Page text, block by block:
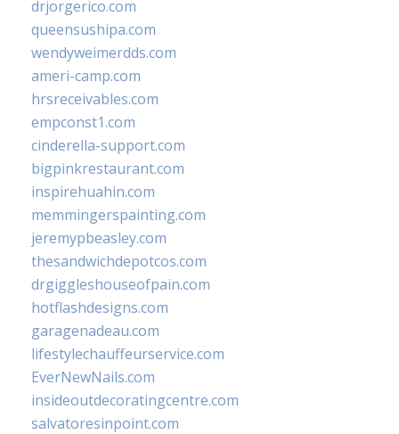
drjorgerico.com
queensushipa.com
wendyweimerdds.com
ameri-camp.com
hrsreceivables.com
empconst1.com
cinderella-support.com
bigpinkrestaurant.com
inspirehuahin.com
memmingerspainting.com
jeremypbeasley.com
thesandwichdepotcos.com
drgiggleshouseofpain.com
hotflashdesigns.com
garagenadeau.com
lifestylechauffeurservice.com
EverNewNails.com
insideoutdecoratingcentre.com
salvatoresinpoint.com